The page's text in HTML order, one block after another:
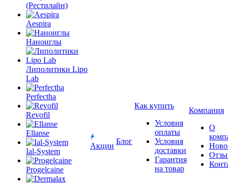
(Рестилайн)
Aespira
Наноиглы
Липолитики Lipo
Lab
Perfectha
Revofil
Ellanse
Ial-System
Progelcaine
Акции
Блог
Как купить
Условия
оплаты
Условия
доставки
Гарантия
на товар
Компания
О